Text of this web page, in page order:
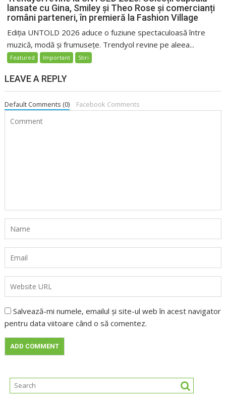
lansate cu Gina, Smiley și Theo Rose și comercianți
români parteneri, în premieră la Fashion Village
Ediția UNTOLD 2026 aduce o fuziune spectaculoasă între
muzică, modă și frumusețe. Trendyol revine pe aleea...
Featured Important Stiri
LEAVE A REPLY
Default Comments (0) Facebook Comments
Salvează-mi numele, emailul și site-ul web în acest navigator
pentru data viitoare când o să comentez.